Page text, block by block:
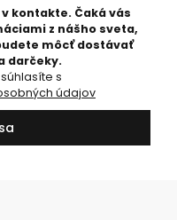
kontakte. Čaká vás
z nášho sveta,
môcť dostávať
darčeky.
údajov